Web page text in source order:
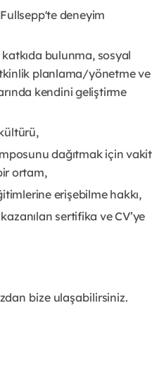
deneyim
bulunma, sosyal
planlama/yönetme ve
kendini geliştirme
dağıtmak için vakit
ortam,
erişebilme hakkı,
sertifika ve CV’ye
bize ulaşabilirsiniz.